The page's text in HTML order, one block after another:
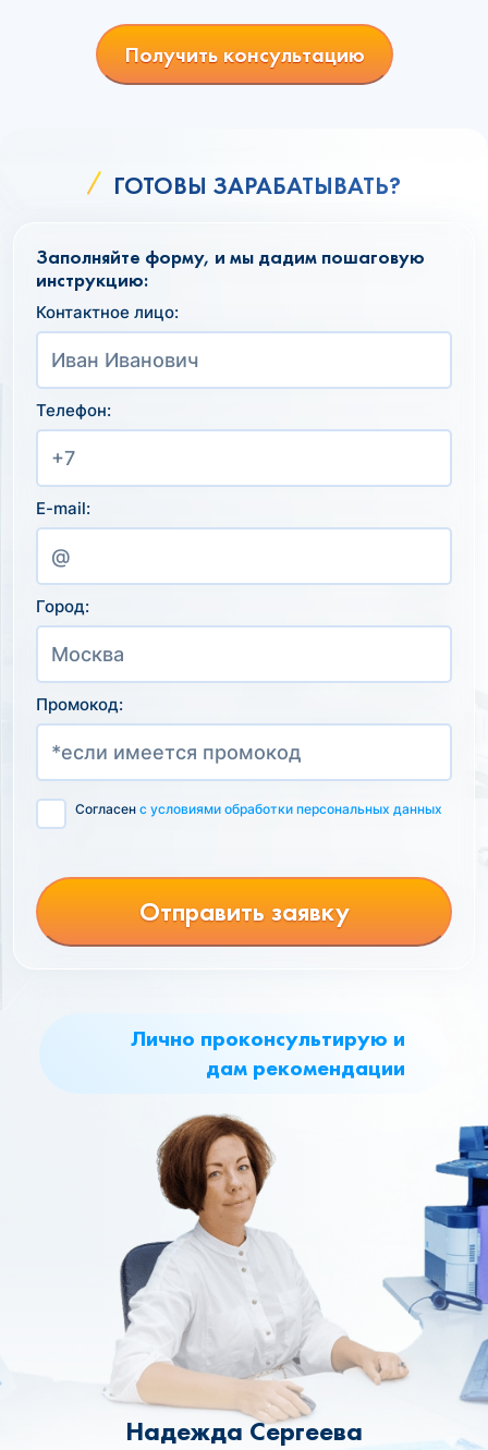
Получить консультацию
ГОТОВЫ ЗАРАБАТЫВАТЬ?
Лично проконсультирую и
дам рекомендации
Надежда Сергеева
Заполняйте форму, и мы дадим пошаговую
инструкцию:
Контактное лицо:
Телефон:
E-mail:
Город:
Промокод:
Согласен с условиями обработки персональных данных
Отправить заявку